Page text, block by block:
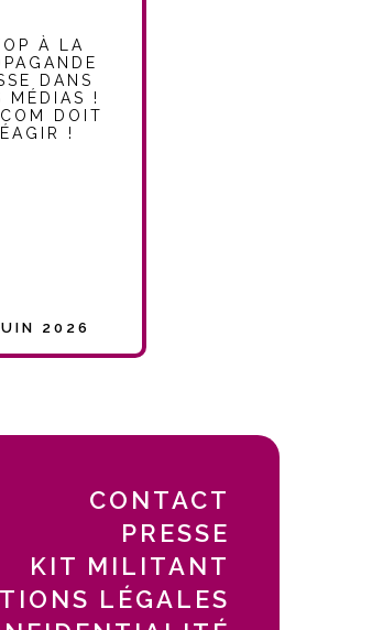
À LA
DANS
MÉDIAS !
DOIT
!
2026
CONTACT
PRESSE
KIT MILITANT
LÉGALES